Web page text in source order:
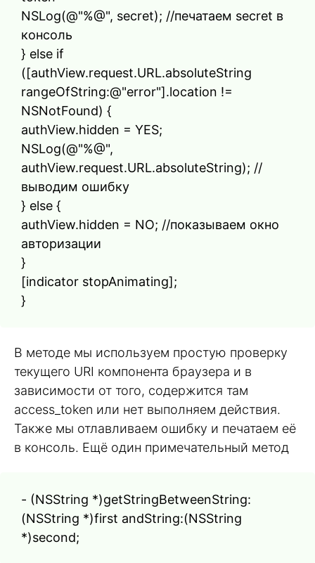
NSLog(@"%@", secret); //печатаем secret в
консоль
} else if
([authView.request.URL.absoluteString
rangeOfString:@"error"].location !=
NSNotFound) {
authView.hidden = YES;
NSLog(@"%@",
authView.request.URL.absoluteString); //
выводим ошибку
} else {
authView.hidden = NO; //показываем окно
авторизации
}
[indicator stopAnimating];
}
В методе мы используем простую проверку
текущего URI компонента браузера и в
зависимости от того, содержится там
access_token или нет выполняем действия.
Также мы отлавливаем ошибку и печатаем её
в консоль. Ещё один примечательный метод
- (NSString *)getStringBetweenString:
(NSString *)first andString:(NSString
*)second;